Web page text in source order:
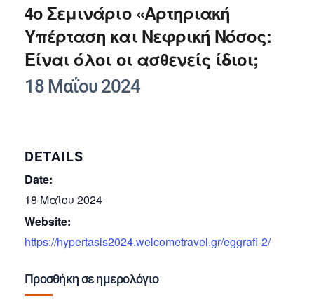
4ο Σεμινάριο «Αρτηριακή
Υπέρταση και Νεφρική Νόσος:
Είναι όλοι οι ασθενείς ίδιοι;
18 Μαΐου 2024
DETAILS
Date:
18 Μαΐου 2024
Website:
https://hypertasis2024.welcometravel.gr/eggrafi-2/
Προσθήκη σε ημερολόγιο